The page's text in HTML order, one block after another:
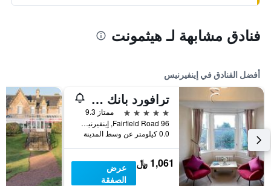
فنادق مشابهة لـ هيثمونت
أفضل الفنادق في إينفيرنيس
ترافورد بانك جيست هاوس
5 نجوم
ممتاز 9.3
96 Fairfield Road, إينفيرنيس, المملكة المتحدة
0.0 كيلومتر عن وسط المدينة
1,061 ﷼
عرض
الصفقة